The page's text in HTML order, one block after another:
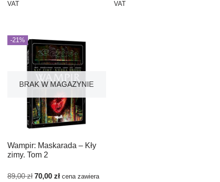
VAT
VAT
BRAK W MAGAZYNIE
-21%
Wampir: Maskarada – Kły
zimy. Tom 2
89,00zł 70,00 zł cena zawiera